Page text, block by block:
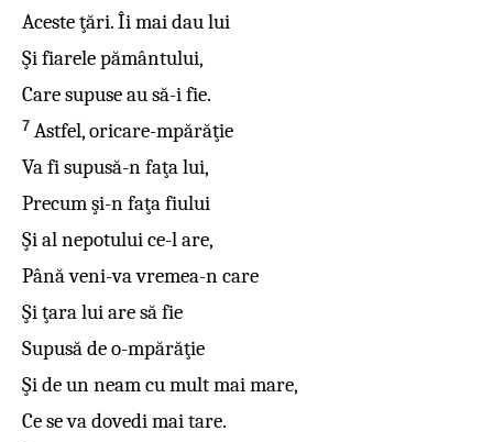
Aceste ţări. Îi mai dau lui
Şi fiarele pământului,
Care supuse au să-i fie.
7 Astfel, oricare-mpărăţie
Va fi supusă-n faţa lui,
Precum şi-n faţa fiului
Şi al nepotului ce-l are,
Până veni-va vremea-n care
Şi ţara lui are să fie
Supusă de o-mpărăţie
Şi de un neam cu mult mai mare,
Ce se va dovedi mai tare.